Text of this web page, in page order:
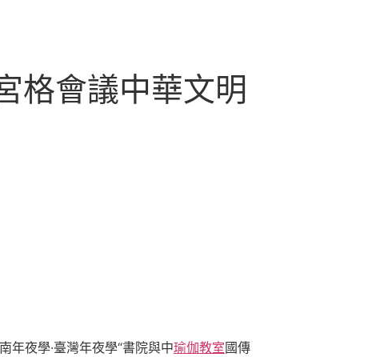
格會議中華文明
年夜學·臺灣年夜學“書院與中瑜伽教室國傳